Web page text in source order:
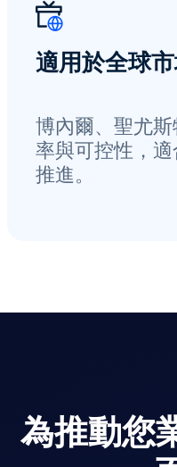
適用於全球
博內爾、聖尤
率與可控性，
推進。
為推動您